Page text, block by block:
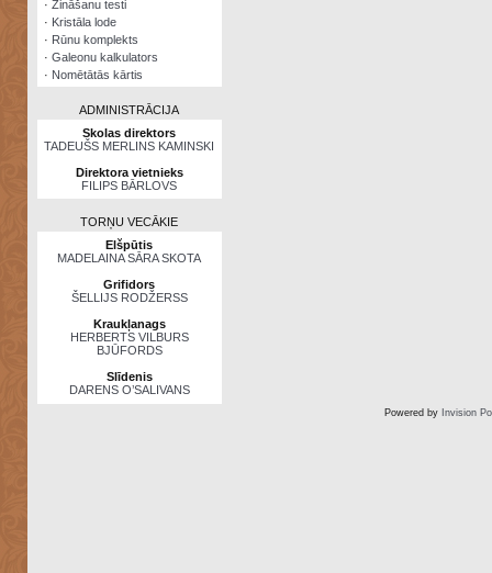
· Zināšanu testi
· Kristāla lode
· Rūnu komplekts
· Galeonu kalkulators
· Nomētātās kārtis
ADMINISTRĀCIJA
Skolas direktors
TADEUŠS MERLINS KAMINSKI
Direktora vietnieks
FILIPS BĀRLOVS
TORŅU VECĀKIE
Elšpūtis
MADELAINA SĀRA SKOTA
Grifidors
ŠELLIJS RODŽERSS
Kraukļanags
HERBERTS VILBURS
BJŪFORDS
Slīdenis
DARENS O’SALIVANS
Powered by Invision